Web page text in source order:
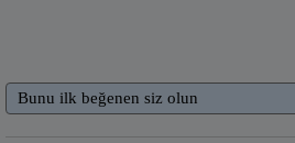
Bunu ilk beğenen siz olun